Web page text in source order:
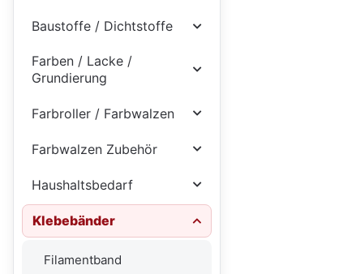
Baustoffe / Dichtstoffe
Farben / Lacke /
Grundierung
Farbroller / Farbwalzen
Farbwalzen Zubehör
Haushaltsbedarf
Klebebänder
Filamentband